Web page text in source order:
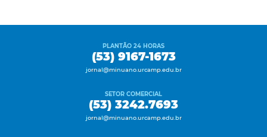
PLANTÃO 24 HORAS
(53) 9167-1673
jornal@minuano.urcamp.edu.br
SETOR COMERCIAL
(53) 3242.7693
jornal@minuano.urcamp.edu.br